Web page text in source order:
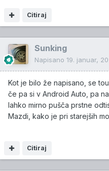
Citiraj
Sunking
Napisano 19. januar,
Kot je bilo že napisano, se
če pa si v Android Auto, pa
lahko mirno pušča prstne
Mazdi, kako je pri starejših
Citiraj